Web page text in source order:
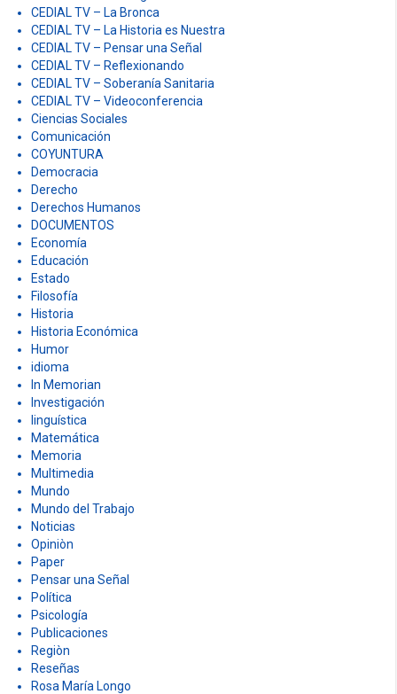
CEDIAL TV – La Bronca
CEDIAL TV – La Historia es Nuestra
CEDIAL TV – Pensar una Señal
CEDIAL TV – Reflexionando
CEDIAL TV – Soberanía Sanitaria
CEDIAL TV – Videoconferencia
Ciencias Sociales
Comunicación
COYUNTURA
Democracia
Derecho
Derechos Humanos
DOCUMENTOS
Economía
Educación
Estado
Filosofía
Historia
Historia Económica
Humor
idioma
In Memorian
Investigación
linguística
Matemática
Memoria
Multimedia
Mundo
Mundo del Trabajo
Noticias
Opiniòn
Paper
Pensar una Señal
Política
Psicología
Publicaciones
Regiòn
Reseñas
Rosa María Longo